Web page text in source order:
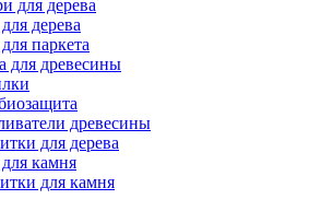
для дерева
дерева
паркета
для древесины
древесины
для дерева
камня
для камня